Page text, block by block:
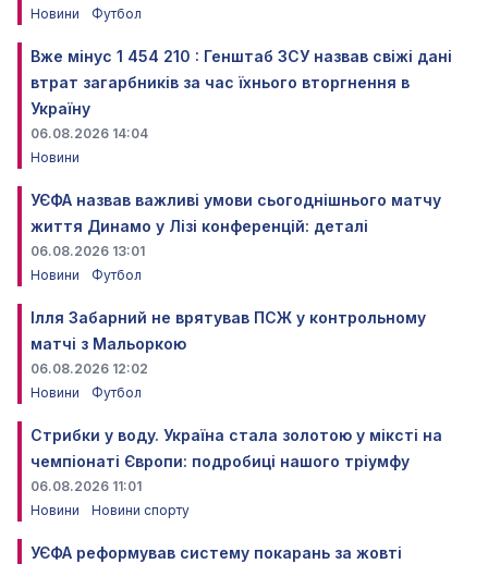
Новини
Футбол
Вже мінус 1 454 210 : Генштаб ЗСУ назвав свіжі дані
втрат загарбників за час їхнього вторгнення в
Україну
06.08.2026 14:04
Новини
УЄФА назвав важливі умови сьогоднішнього матчу
життя Динамо у Лізі конференцій: деталі
06.08.2026 13:01
Новини
Футбол
Ілля Забарний не врятував ПСЖ у контрольному
матчі з Мальоркою
06.08.2026 12:02
Новини
Футбол
Стрибки у воду. Україна стала золотою у міксті на
чемпіонаті Європи: подробиці нашого тріумфу
06.08.2026 11:01
Новини
Новини спорту
УЄФА реформував систему покарань за жовті